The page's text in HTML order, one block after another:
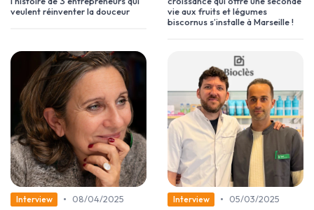
veulent réinventer la douceur
vie aux fruits et légumes
biscornus s’installe à Marseille !
Interview •
08/04/2025
Interview •
05/03/2025